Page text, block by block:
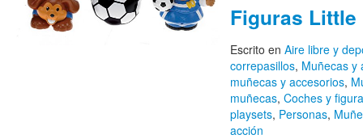
Figuras Little
Escrito en Aire libre y
correpasillos, Muñecas y
muñecas y accesorios,
muñecas, Coches y
playsets, Personas,
acción